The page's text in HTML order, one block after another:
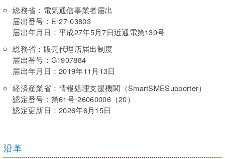
総務省：電気通信事業者届出
届出番号：E-27-03803
届出年月日：平成27年5月7日近通電第130号
総務省：販売代理店届出制度
届出番号：G1907884
届出年月日：2019年11月13日
経済産業省：情報処理支援機関（SmartSMESupporter）
認定番号：第61号‐26060006（20）
認定更新日：2026年6月15日
沿革